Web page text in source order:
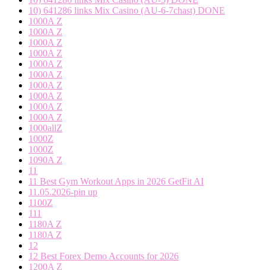
10) 641286 links Mix Casino (AU-6-7chast) DONE
1000A Z
1000A Z
1000A Z
1000A Z
1000A Z
1000A Z
1000A Z
1000A Z
1000A Z
1000A Z
1000allZ
1000Z
1000Z
1090A Z
11
11 Best Gym Workout Apps in 2026 GetFit AI
11.05.2026-pin up
1100Z
111
1180A Z
1180A Z
12
12 Best Forex Demo Accounts for 2026
1200A Z